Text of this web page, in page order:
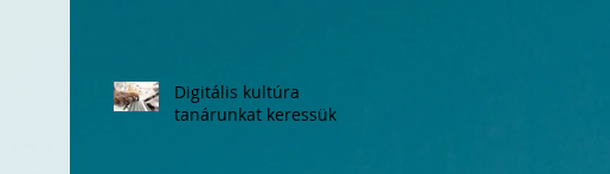
Digitális kultúra
tanárunkat keressük